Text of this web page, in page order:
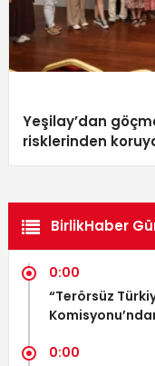
Yeşilay’dan
risklerinden
BirlikHaber
0:00
“Terörsüz
0:00